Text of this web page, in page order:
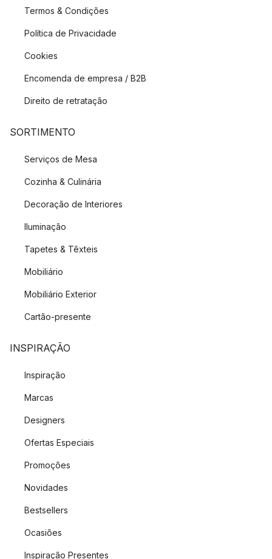
Termos & Condições
Política de Privacidade
Cookies
Encomenda de empresa / B2B
Direito de retratação
SORTIMENTO
Serviços de Mesa
Cozinha & Culinária
Decoração de Interiores
Iluminação
Tapetes & Têxteis
Mobiliário
Mobiliário Exterior
Cartão-presente
INSPIRAÇÃO
Inspiração
Marcas
Designers
Ofertas Especiais
Promoções
Novidades
Bestsellers
Ocasiões
Inspiração Presentes